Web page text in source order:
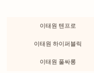
이태원 텐프로
이태원 하이퍼블릭
이태원 풀싸롱